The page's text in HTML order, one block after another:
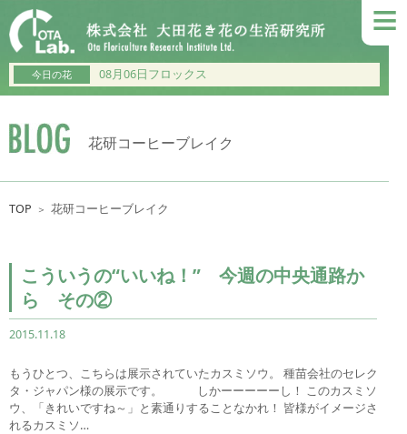
≡
今日の花 08月06日フロックス
花研コーヒーブレイク
TOP ＞ 花研コーヒーブレイク
こういうの“いいね！” 今週の中央通路か
ら その②
2015.11.18
もうひとつ、こちらは展示されていたカスミソウ。 種苗会社のセレク
タ・ジャパン様の展示です。 しかーーーーーし！ このカスミソ
ウ、「きれいですね～」と素通りすることなかれ！ 皆様がイメージさ
れるカスミソ…